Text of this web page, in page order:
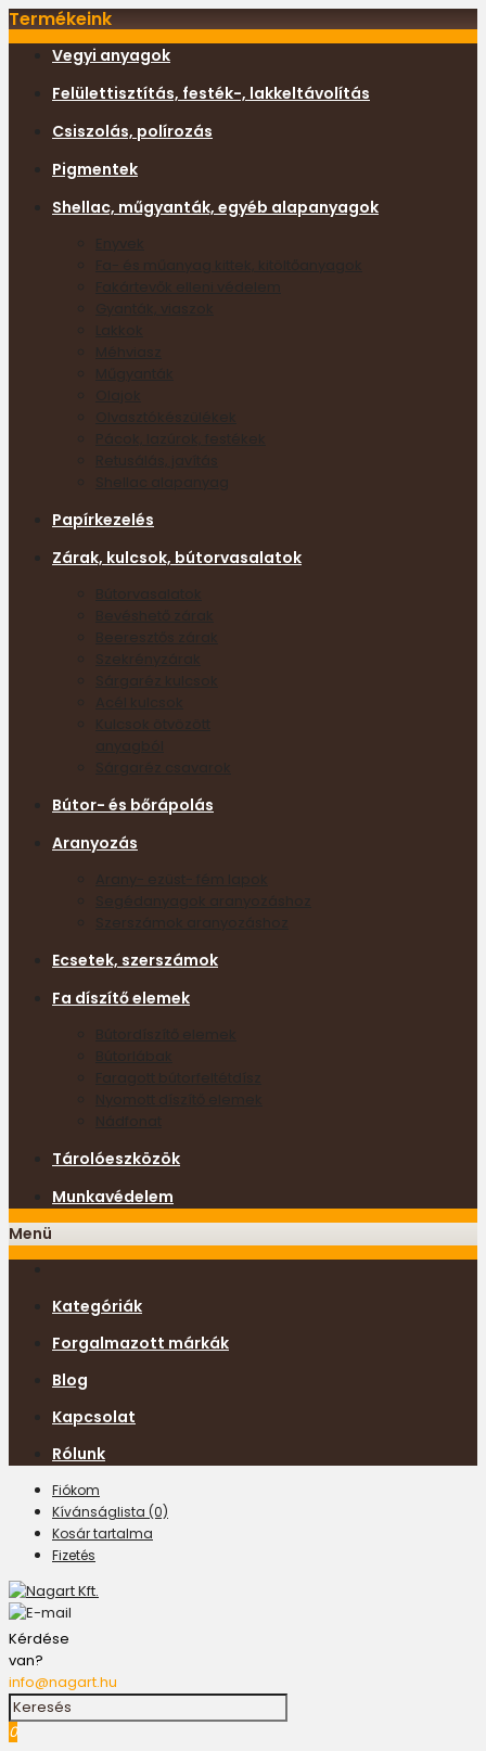
Termékeink
Vegyi anyagok
Felülettisztítás, festék-, lakkeltávolítás
Csiszolás, polírozás
Pigmentek
Shellac, műgyanták, egyéb alapanyagok
Enyvek
Fa- és műanyag kittek, kitöltőanyagok
Fakártevők elleni védelem
Gyanták, viaszok
Lakkok
Méhviasz
Műgyanták
Olajok
Olvasztókészülékek
Pácok, lazúrok, festékek
Retusálás, javítás
Papírkezelés
Zárak, kulcsok, bútorvasalatok
Bútorvasalatok
Bevéshető zárak
Beeresztős zárak
Szekrényzárak
Sárgaréz kulcsok
Acél kulcsok
Kulcsok ötvözött
Sárgaréz csavarok
Bútor- és bőrápolás
Aranyozás
Arany- ezüst- fém lapok
Segédanyagok aranyozáshoz
Szerszámok aranyozáshoz
Ecsetek, szerszámok
Fa díszítő elemek
Bútordíszítő elemek
Bútorlábak
Faragott bútorfeltétdísz
Nyomott díszítő elemek
Tárolóeszközök
Munkavédelem
Menü
Kategóriák
Forgalmazott márkák
Blog
Kapcsolat
Rólunk
Fiókom
Kívánságlista (0)
Kosár tartalma
Fizetés
Kérdése
van?
info@nagart.hu
0